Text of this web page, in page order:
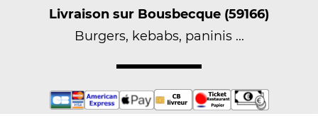
Livraison sur Bousbecque (59166)
Burgers, kebabs, paninis ...